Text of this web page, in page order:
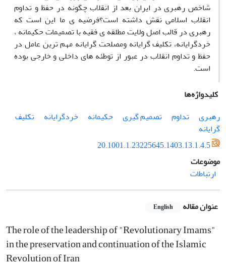
شاخص رهبری در ایران بعد از انقلاب چگونه در حفظ و تداوم
انقلاب اسلامی نقش داشته است؟فرضیه ی ما این است که
رهبری در قالب اصل ولایت مطلقه ی فقیه با تصمیمات حکیمانه ،
خردگرایانه، تکلیف گرایانه ومصلحت گرایانه مهم ترین عامل در
حفظ و تداوم انقلاب در عبور از توطئه های داخلی و خارجی بوده
است.
کلیدواژه‌ها
رهبری
تداوم تصمیم گیری حکیمانه خردگرایانه
تکلیف
گرایانه
20.1001.1.23225645.1403.13.1.4.5
موضوعات
ارتباطات
عنوان مقاله English
The role of the leadership of "Revolutionary Imams"
in the preservation and continuation of the Islamic
Revolution of Iran